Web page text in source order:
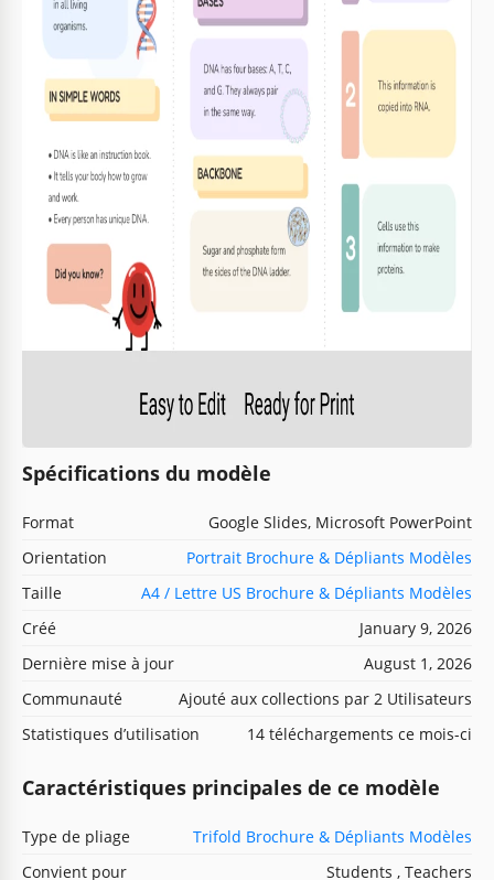
Spécifications du modèle
Format
Google Slides, Microsoft PowerPoint
Orientation
Portrait Brochure & Dépliants Modèles
Taille
A4 / Lettre US Brochure & Dépliants Modèles
Créé
January 9, 2026
Dernière mise à jour
August 1, 2026
Communauté
Ajouté aux collections par 2 Utilisateurs
Statistiques d’utilisation
14 téléchargements ce mois-ci
Caractéristiques principales de ce modèle
Type de pliage
Trifold Brochure & Dépliants Modèles
Convient pour
Students , Teachers